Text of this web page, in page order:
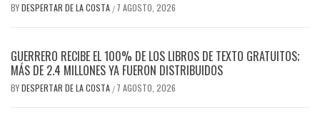
BYDESPERTAR DE LA COSTA / 7 AGOSTO, 2026
GUERRERO RECIBE EL 100% DE LOS LIBROS DE TEXTO GRATUITOS;
MÁS DE 2.4 MILLONES YA FUERON DISTRIBUIDOS
BYDESPERTAR DE LA COSTA / 7 AGOSTO, 2026